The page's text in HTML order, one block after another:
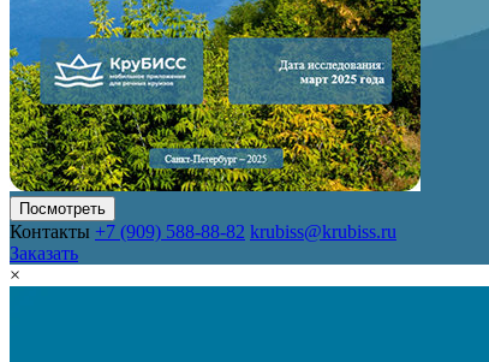
Посмотреть
Контакты +7 (909) 588-88-82 krubiss@krubiss.ru
Заказать
×